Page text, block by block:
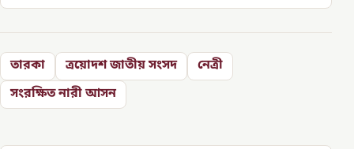
তারকা ত্রয়োদশ জাতীয় সংসদ
নেত্রী
সংরক্ষিত নারী আসন